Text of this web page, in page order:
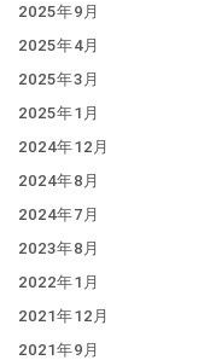
2025年9月
2025年4月
2025年3月
2025年1月
2024年12月
2024年8月
2024年7月
2023年8月
2022年1月
2021年12月
2021年9月